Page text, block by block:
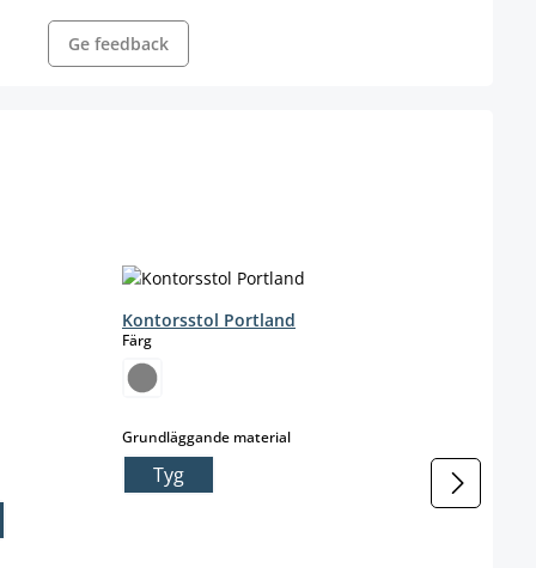
Ge feedback
inte tillgängligt.)
närvarande inte tillgängligt.)
Kontorsstol Portland
Färgselect
Grundläggande materialselect
Tyg